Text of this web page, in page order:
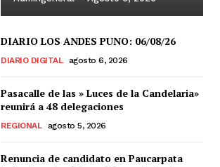
DIARIO LOS ANDES PUNO: 06/08/26
DIARIO DIGITAL agosto 6, 2026
Pasacalle de las » Luces de la Candelaria»
reunirá a 48 delegaciones
REGIONAL agosto 5, 2026
Renuncia de candidato en Paucarpata